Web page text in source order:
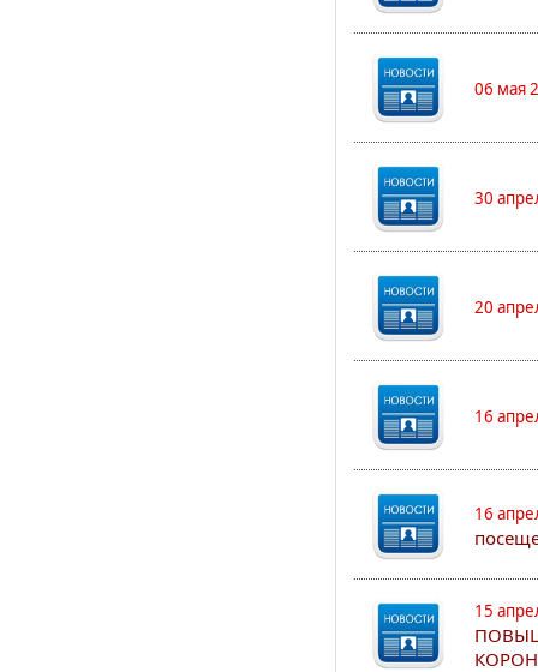
06 мая
30
20
16
16
15